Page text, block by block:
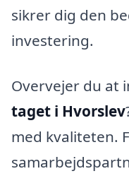
sikrer dig den
investering.
Overvejer du at
taget i Hvorslev
med kvaliteten.